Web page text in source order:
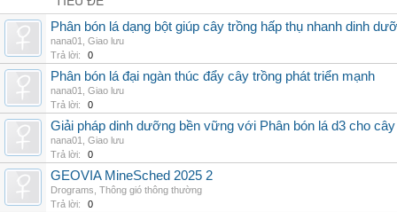
Phân bón lá dạng bột giúp cây trồng hấp thụ nhanh dinh
nana01
Giao lưu
Trả lời:
0
Phân bón lá đại ngàn thúc đẩy cây trồng phát triển mạnh
nana01
Giao lưu
Trả lời:
0
Giải pháp dinh dưỡng bền vững với Phân bón lá d3 cho cây
nana01
Giao lưu
Trả lời:
0
GEOVIA MineSched 2025 2
Drograms Thông gió thông thường
Trả lời:
0